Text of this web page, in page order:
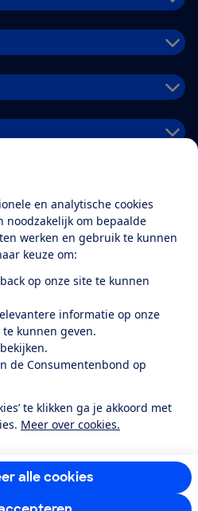
en analytische cookies
noodzakelijk om bepaalde
werken en gebruik te kunnen
keuze om:
op onze site te kunnen
informatie op onze
kunnen geven.
de Consumentenbond op
te klikken ga je akkoord met
Meer over cookies.
alle cookies
de
Privacyverklaring
nieuws
TwitterInstagram
YoutubeLinkedIn
de Consumentenbondmet gemiddeld